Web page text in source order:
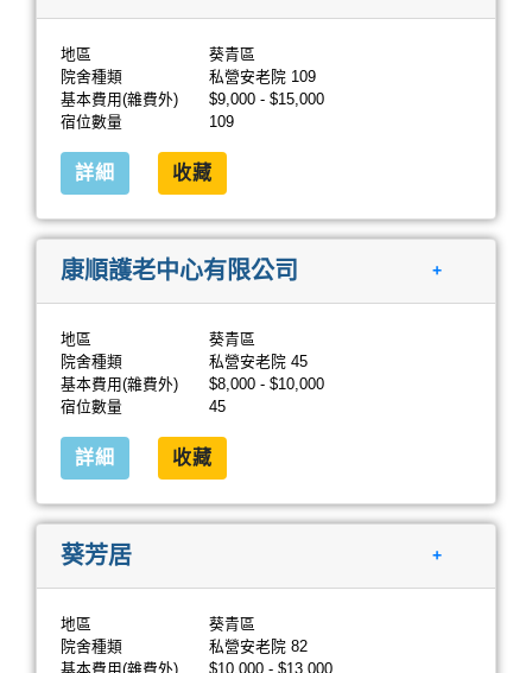
地區
葵青區
院舍種類
私營安老院 109
基本費用(雜費外)
$9,000 - $15,000
宿位數量
109
詳細 收藏
康順護老中心有限公司 +
地區
葵青區
院舍種類
私營安老院 45
基本費用(雜費外)
$8,000 - $10,000
宿位數量
45
詳細 收藏
葵芳居 +
地區
葵青區
院舍種類
私營安老院 82
基本費用(雜費外)
$10,000 - $13,000